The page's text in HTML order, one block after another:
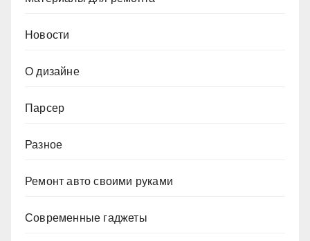
Новости
О дизайне
Парсер
Разное
Ремонт авто своими руками
Современные гаджеты